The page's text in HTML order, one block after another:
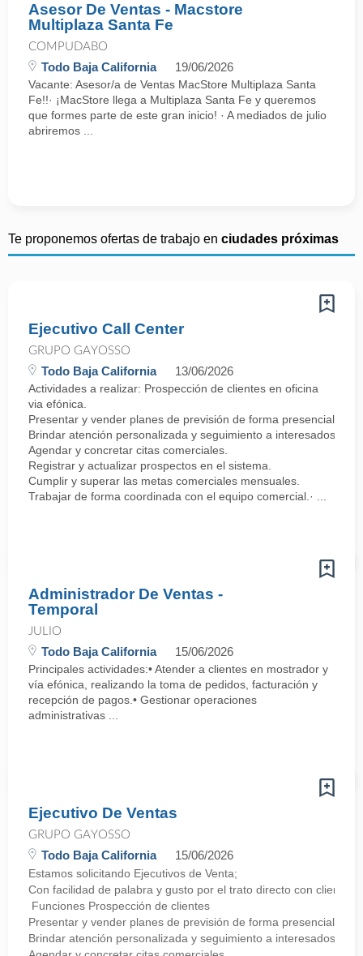
Asesor De Ventas - Macstore
Multiplaza Santa Fe
COMPUDABO
Todo Baja California 19/06/2026
Vacante: Asesor/a de Ventas MacStore Multiplaza Santa
Fe!!· ¡MacStore llega a Multiplaza Santa Fe y queremos
que formes parte de este gran inicio! · A mediados de julio
abriremos ...
Te proponemos ofertas de trabajo en ciudades próximas
Ejecutivo Call Center
GRUPO GAYOSSO
Todo Baja California 13/06/2026
Actividades a realizar: Prospección de clientes en oficina
via efónica.
Presentar y vender planes de previsión de forma presencial.
Brindar atención personalizada y seguimiento a interesados.
Agendar y concretar citas comerciales.
Registrar y actualizar prospectos en el sistema.
Cumplir y superar las metas comerciales mensuales.
Trabajar de forma coordinada con el equipo comercial.· ...
Administrador De Ventas -
Temporal
JULIO
Todo Baja California 15/06/2026
Principales actividades:• Atender a clientes en mostrador y
vía efónica, realizando la toma de pedidos, facturación y
recepción de pagos.• Gestionar operaciones
administrativas ...
Ejecutivo De Ventas
GRUPO GAYOSSO
Todo Baja California 15/06/2026
Estamos solicitando Ejecutivos de Venta;
Con facilidad de palabra y gusto por el trato directo con
Funciones Prospección de clientes
Presentar y vender planes de previsión de forma presencial
Brindar atención personalizada y seguimiento a interesados